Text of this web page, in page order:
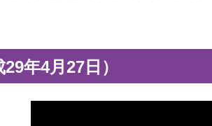
年4月27日）